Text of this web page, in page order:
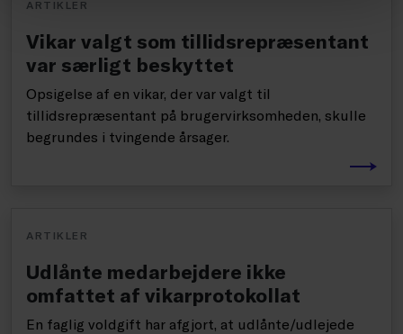
ARTIKLER
Vikar valgt som tillidsrepræsentant
var særligt beskyttet
Opsigelse af en vikar, der var valgt til
tillidsrepræsentant på brugervirksomheden, skulle
begrundes i tvingende årsager.
ARTIKLER
Udlånte medarbejdere ikke
omfattet af vikarprotokollat
En faglig voldgift har afgjort, at udlånte/udlejede